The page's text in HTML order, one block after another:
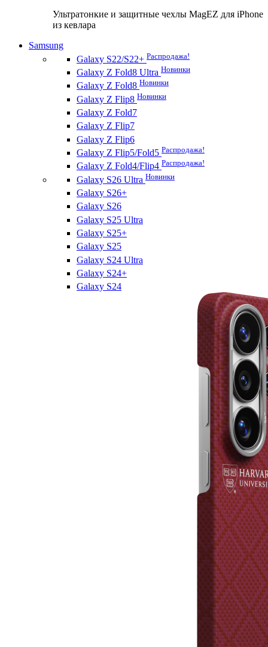
Ультратонкие и защитные чехлы MagEZ для iPhone
из кевлара
Samsung
Galaxy S22/S22+ Распродажа!
Galaxy Z Fold8 Ultra Новинки
Galaxy Z Fold8 Новинки
Galaxy Z Flip8 Новинки
Galaxy Z Fold7
Galaxy Z Flip7
Galaxy Z Flip6
Galaxy Z Flip5/Fold5 Распродажа!
Galaxy Z Fold4/Flip4 Распродажа!
Galaxy S26 Ultra Новинки
Galaxy S26+
Galaxy S26
Galaxy S25 Ultra
Galaxy S25+
Galaxy S25
Galaxy S24 Ultra
Galaxy S24+
Galaxy S24